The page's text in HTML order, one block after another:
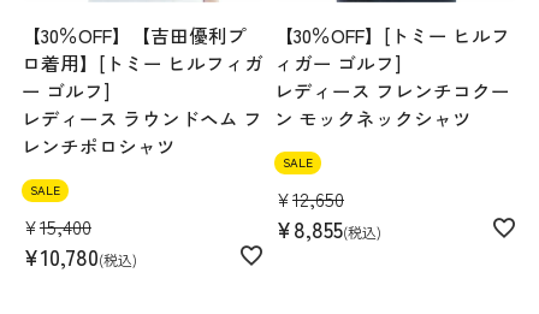
【30％OFF】【吉田優利プ
ロ着用】[トミー ヒルフィガ
ー ゴルフ]
レディース ラウンドヘム フ
レンチポロシャツ
SALE
¥15,400
¥10,780 税込
【30％OFF】[トミー ヒルフ
ィガー ゴルフ]
レディース フレンチコクー
ン モックネックシャツ
SALE
¥12,650
¥8,855 税込